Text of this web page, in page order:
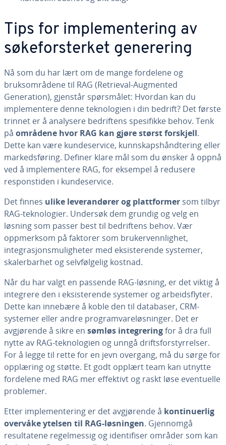
Tips for implementering av
søkeforsterket generering
Nå som du har lært om de mange fordelene og
bruksområdene til RAG (Retrieval-Augmented
Generation), gjenstår spørsmålet: Hvordan kan du
implementere denne teknologien i din bedrift? Det første
trinnet er å analysere bedriftens spesifikke behov. Tenk
på områdene hvor RAG kan gjøre størst forskjell.
Dette kan være kundeservice, kunnskapshåndtering eller
markedsføring. Definer klare mål som du ønsker å oppnå
ved å implementere RAG, for eksempel å redusere
responstiden i kundeservice.
Det finnes ulike leverandører og plattformer som tilbyr
RAG-teknologier. Undersøk dem grundig og velg en
løsning som passer best til bedriftens behov. Vær
oppmerksom på faktorer som brukervennlighet,
integrasjonsmuligheter med eksisterende systemer,
skalerbarhet og selvfølgelig kostnad.
Når du har valgt en passende RAG-løsning, er det viktig å
integrere den i eksisterende systemer og arbeidsflyter.
Dette kan innebære å koble den til databaser, CRM-
systemer eller andre programvareløsninger. Det er
avgjørende å sikre en sømløs integreringfor å dra full
nytte av RAG-teknologien og unngå driftsforstyrrelser.
For å legge til rette for en jevn overgang, må du sørge for
opplæring og støtte. Et godt opplært team kan utnytte
fordelene med RAG mer effektivt og raskt løse eventuelle
problemer.
Etter implementering er det avgjørende å kontinuerlig
overvåke ytelsen til RAG-løsningen. Gjennomgå
resultatene regelmessig og identifiser områder som kan